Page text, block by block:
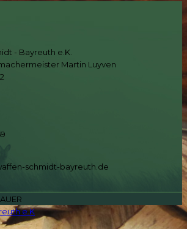
- Bayreuth e.K.
Martin Luyven
schmidt-bayreuth.de
e.K